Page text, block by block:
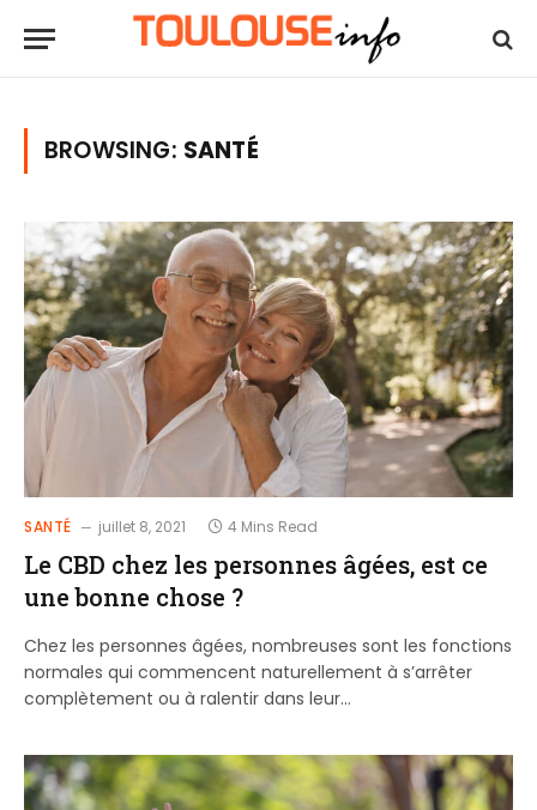
BROWSING: SANTÉ
SANTÉ juillet 8, 2021 4 Mins Read
Le CBD chez les personnes âgées, est ce
une bonne chose ?
Chez les personnes âgées, nombreuses sont les fonctions
normales qui commencent naturellement à s’arrêter
complètement ou à ralentir dans leur…